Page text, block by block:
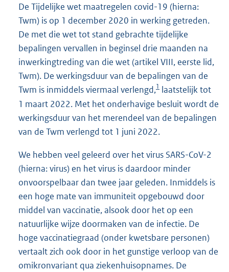
De Tijdelijke wet maatregelen covid-19 (hierna:
Twm) is op 1 december 2020 in werking getreden.
De met die wet tot stand gebrachte tijdelijke
bepalingen vervallen in beginsel drie maanden na
inwerkingtreding van die wet (artikel VIII, eerste lid,
Twm). De werkingsduur van de bepalingen van de
Twm is inmiddels viermaal verlengd,1 laatstelijk tot
1 maart 2022. Met het onderhavige besluit wordt de
werkingsduur van het merendeel van de bepalingen
van de Twm verlengd tot 1 juni 2022.
We hebben veel geleerd over het virus SARS-CoV-2
(hierna: virus) en het virus is daardoor minder
onvoorspelbaar dan twee jaar geleden. Inmiddels is
een hoge mate van immuniteit opgebouwd door
middel van vaccinatie, alsook door het op een
natuurlijke wijze doormaken van de infectie. De
hoge vaccinatiegraad (onder kwetsbare personen)
vertaalt zich ook door in het gunstige verloop van de
omikronvariant qua ziekenhuisopnames. De